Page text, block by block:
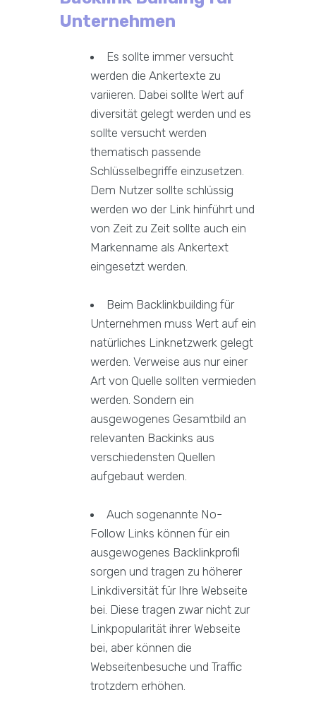
Unternehmen
Es sollte immer versucht
werden die Ankertexte zu
variieren. Dabei sollte Wert auf
diversität gelegt werden und es
sollte versucht werden
thematisch passende
Schlüsselbegriffe einzusetzen.
Dem Nutzer sollte schlüssig
werden wo der Link hinführt und
von Zeit zu Zeit sollte auch ein
Markenname als Ankertext
eingesetzt werden.
Beim Backlinkbuilding für
Unternehmen muss Wert auf ein
natürliches Linknetzwerk gelegt
werden. Verweise aus nur einer
Art von Quelle sollten vermieden
werden. Sondern ein
ausgewogenes Gesamtbild an
relevanten Backinks aus
verschiedensten Quellen
aufgebaut werden.
Auch sogenannte No-
Follow Links können für ein
ausgewogenes Backlinkprofil
sorgen und tragen zu höherer
Linkdiversität für Ihre Webseite
bei. Diese tragen zwar nicht zur
Linkpopularität ihrer Webseite
bei, aber können die
Webseitenbesuche und Traffic
trotzdem erhöhen.